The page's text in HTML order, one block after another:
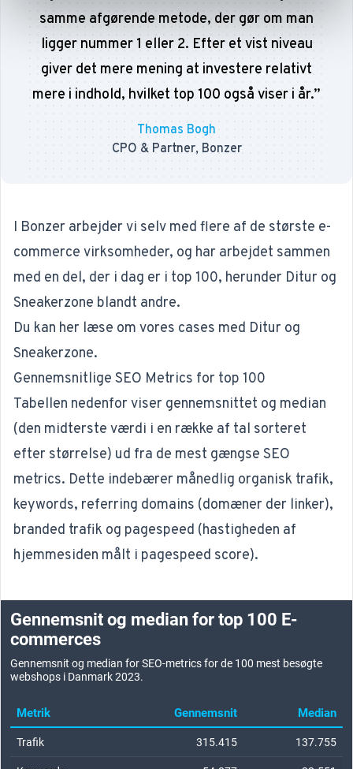
samme afgørende metode, der gør om man
ligger nummer 1 eller 2. Efter et vist niveau
giver det mere mening at investere relativt
mere i indhold, hvilket top 100 også viser i år.”
Thomas Bogh
CPO & Partner, Bonzer
I Bonzer arbejder vi selv med flere af de største e-
commerce virksomheder, og har arbejdet sammen
med en del, der i dag er i top 100, herunder Ditur og
Sneakerzone blandt andre.
Du kan her læse om vores cases med Ditur og
Sneakerzone.
Gennemsnitlige SEO Metrics for top 100
Tabellen nedenfor viser gennemsnittet og median
(den midterste værdi i en række af tal sorteret
efter størrelse) ud fra de mest gængse SEO
metrics. Dette indebærer månedlig organisk trafik,
keywords, referring domains (domæner der linker),
branded trafik og pagespeed (hastigheden af
hjemmesiden målt i pagespeed score).